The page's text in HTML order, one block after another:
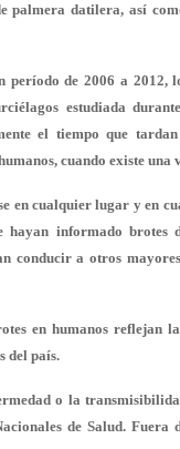
palmera datilera, así
período de 2006 a 2012,
estudiada
el tiempo que
cuando existe
en cualquier lugar y en
hayan informado
conducir a otros
en humanos reflejan
del país.
o la
de Salud. Fuera